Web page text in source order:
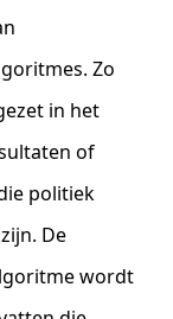
Zo
in het
of
politiek
De
wordt